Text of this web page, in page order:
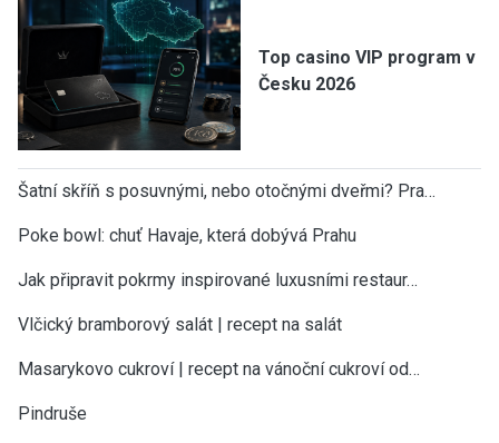
Top casino VIP program v
Česku 2026
Šatní skříň s posuvnými, nebo otočnými dveřmi? Pra…
Poke bowl: chuť Havaje, která dobývá Prahu
Jak připravit pokrmy inspirované luxusními restaur…
Vlčický bramborový salát | recept na salát
Masarykovo cukroví | recept na vánoční cukroví od…
Pindruše